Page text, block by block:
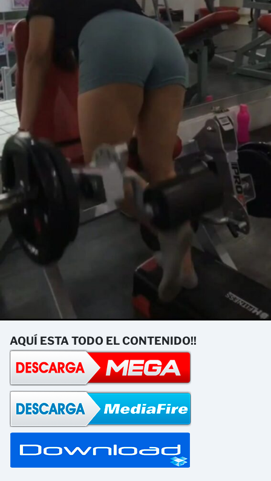
AQUÍ ESTA TODO EL CONTENIDO!!